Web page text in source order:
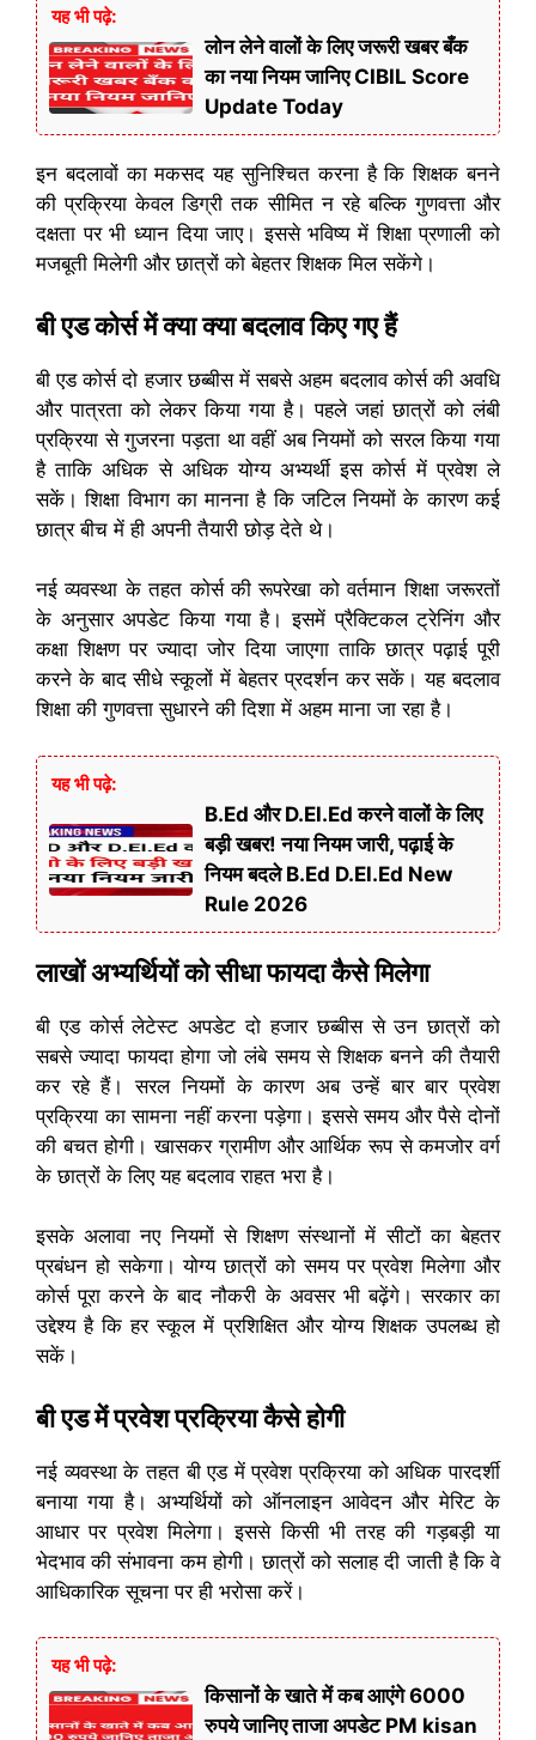
यह भी पढ़े:
लोन लेने वालों के लिए जरूरी खबर बँक
का नया नियम जानिए CIBIL Score
Update Today
इन बदलावों का मकसद यह सुनिश्चित करना है कि शिक्षक बनने
की प्रक्रिया केवल डिग्री तक सीमित न रहे बल्कि गुणवत्ता और
दक्षता पर भी ध्यान दिया जाए। इससे भविष्य में शिक्षा प्रणाली को
मजबूती मिलेगी और छात्रों को बेहतर शिक्षक मिल सकेंगे।
बी एड कोर्स में क्या क्या बदलाव किए गए हैं
बी एड कोर्स दो हजार छब्बीस में सबसे अहम बदलाव कोर्स की अवधि
और पात्रता को लेकर किया गया है। पहले जहां छात्रों को लंबी
प्रक्रिया से गुजरना पड़ता था वहीं अब नियमों को सरल किया गया
है ताकि अधिक से अधिक योग्य अभ्यर्थी इस कोर्स में प्रवेश ले
सकें। शिक्षा विभाग का मानना है कि जटिल नियमों के कारण कई
छात्र बीच में ही अपनी तैयारी छोड़ देते थे।
नई व्यवस्था के तहत कोर्स की रूपरेखा को वर्तमान शिक्षा जरूरतों
के अनुसार अपडेट किया गया है। इसमें प्रैक्टिकल ट्रेनिंग और
कक्षा शिक्षण पर ज्यादा जोर दिया जाएगा ताकि छात्र पढ़ाई पूरी
करने के बाद सीधे स्कूलों में बेहतर प्रदर्शन कर सकें। यह बदलाव
शिक्षा की गुणवत्ता सुधारने की दिशा में अहम माना जा रहा है।
यह भी पढ़े:
B.Ed और D.El.Ed करने वालों के लिए
बड़ी खबर! नया नियम जारी, पढ़ाई के
नियम बदले B.Ed D.El.Ed New
Rule 2026
लाखों अभ्यर्थियों को सीधा फायदा कैसे मिलेगा
बी एड कोर्स लेटेस्ट अपडेट दो हजार छब्बीस से उन छात्रों को
सबसे ज्यादा फायदा होगा जो लंबे समय से शिक्षक बनने की तैयारी
कर रहे हैं। सरल नियमों के कारण अब उन्हें बार बार प्रवेश
प्रक्रिया का सामना नहीं करना पड़ेगा। इससे समय और पैसे दोनों
की बचत होगी। खासकर ग्रामीण और आर्थिक रूप से कमजोर वर्ग
के छात्रों के लिए यह बदलाव राहत भरा है।
इसके अलावा नए नियमों से शिक्षण संस्थानों में सीटों का बेहतर
प्रबंधन हो सकेगा। योग्य छात्रों को समय पर प्रवेश मिलेगा और
कोर्स पूरा करने के बाद नौकरी के अवसर भी बढ़ेंगे। सरकार का
उद्देश्य है कि हर स्कूल में प्रशिक्षित और योग्य शिक्षक उपलब्ध हो
सकें।
बी एड में प्रवेश प्रक्रिया कैसे होगी
नई व्यवस्था के तहत बी एड में प्रवेश प्रक्रिया को अधिक पारदर्शी
बनाया गया है। अभ्यर्थियों को ऑनलाइन आवेदन और मेरिट के
आधार पर प्रवेश मिलेगा। इससे किसी भी तरह की गड़बड़ी या
भेदभाव की संभावना कम होगी। छात्रों को सलाह दी जाती है कि वे
आधिकारिक सूचना पर ही भरोसा करें।
यह भी पढ़े:
किसानों के खाते में कब आएंगे 6000
रुपये जानिए ताजा अपडेट PM kisan